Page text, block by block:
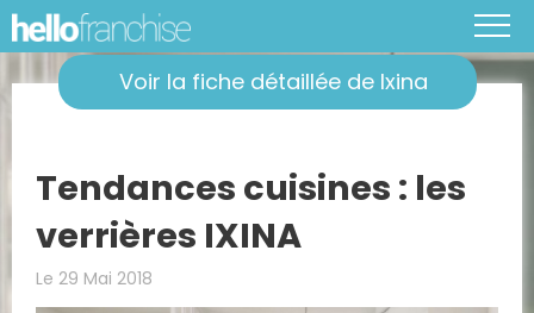
Voir la fiche détaillée de Ixina
Tendances cuisines : les
verrières IXINA
Le 29 Mai 2018